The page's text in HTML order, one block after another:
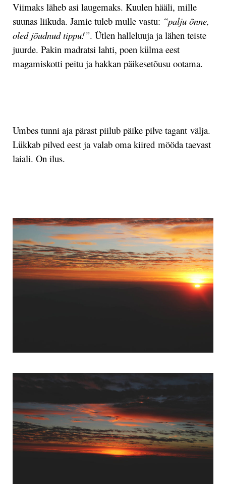
Viimaks läheb asi laugemaks. Kuulen hääli, mille
suunas liikuda. Jamie tuleb mulle vastu: “palju õnne,
oled jõudnud tippu!”. Ütlen halleluuja ja lähen teiste
juurde. Pakin madratsi lahti, poen külma eest
magamiskotti peitu ja hakkan päikesetõusu ootama.
Umbes tunni aja pärast piilub päike pilve tagant välja.
Lükkab pilved eest ja valab oma kiired mööda taevast
laiali. On ilus.